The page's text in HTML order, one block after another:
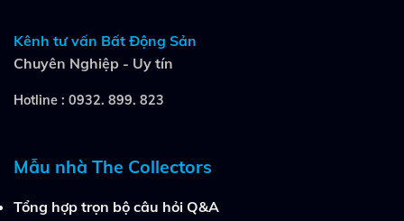
Kênh tư vấn Bất Động Sản
Chuyên Nghiệp - Uy tín
Hotline : 0932. 899. 823
Mẫu nhà The Collectors
Tổng hợp trọn bộ câu hỏi Q&A